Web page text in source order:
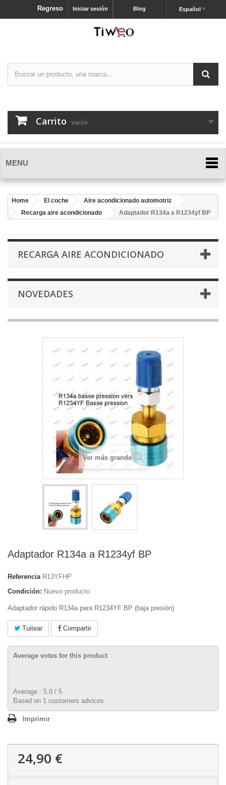
Español
Blog
Iniciar sesión
Regreso
Carrito vacío
MENU
Home El coche
Aire acondicionado automotriz
Recarga aire acondicionado
Adaptador R134a a R1234yf BP
RECARGA AIRE ACONDICIONADO
NOVEDADES
Ver más grande
Adaptador R134a a R1234yf BP
Referencia R13YFHP
Condición: Nuevo producto
Adaptador rápido R134a para R1234YF BP (baja presión)
Tuitear Compartir
Average votes for this product
Average : 5.0 / 5
Based on 1 customers advices.
Imprimir
24,90 €